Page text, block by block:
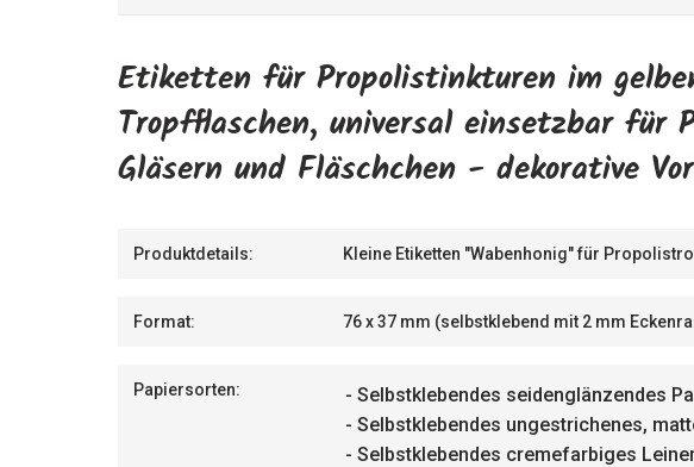
Etiketten für Propolistinkturen im
Tropfflaschen, universal einsetzbar für
Gläsern und Fläschchen - dekorative
Produktdetails: Kleine Etiketten "Wabenhonig" für
Format: 76 x 37 mm (selbstklebend mit 2 mm
Papiersorten:
- Selbstklebendes seidenglänzendes
- Selbstklebendes ungestrichenes,
- Selbstklebendes cremefarbiges